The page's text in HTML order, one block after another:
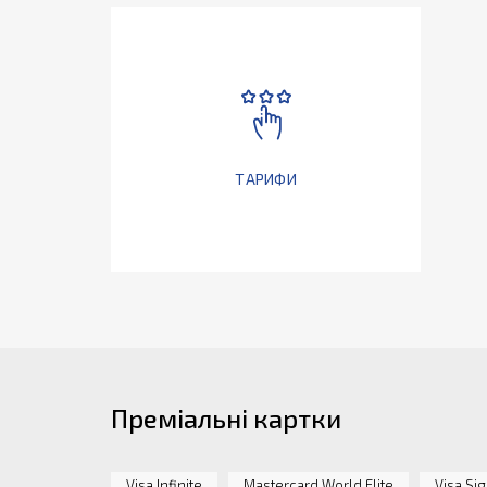
ТАРИФИ
Преміальні картки